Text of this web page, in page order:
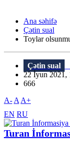
Ana səhifə
Çətin sual
Toylar
Çətin sual
22 İyun 2021,
666
A- A A+
EN RU
Turan